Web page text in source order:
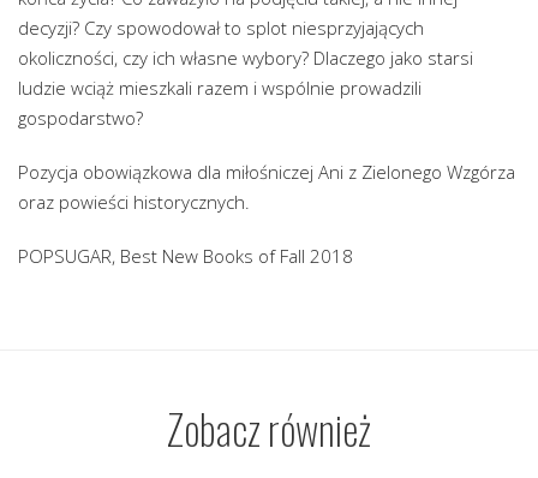
decyzji? Czy spowodował to splot niesprzyjających
okoliczności, czy ich własne wybory? Dlaczego jako starsi
ludzie wciąż mieszkali razem i wspólnie prowadzili
gospodarstwo?
Pozycja obowiązkowa dla miłośniczej Ani z Zielonego Wzgórza
oraz powieści historycznych.
POPSUGAR, Best New Books of Fall 2018
Zobacz również